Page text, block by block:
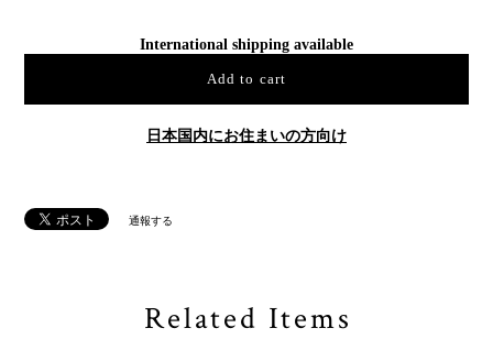
International shipping available
Add to cart
日本国内にお住まいの方向け
通報する
Related Items